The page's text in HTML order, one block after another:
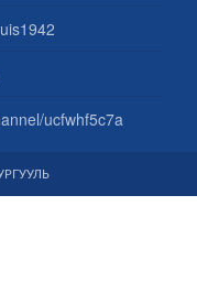
ucfwhf5c7a